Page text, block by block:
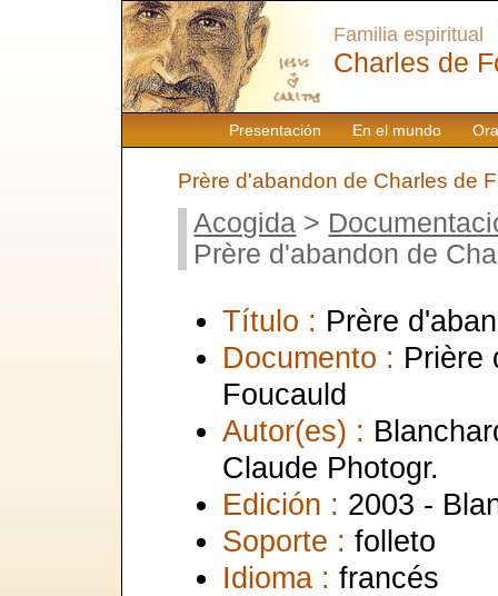
Presentación En el mundo
Familia espiritual
Charles de
Prère d'abandon de Charles de
Acogida >
Prère d'abandon de
Título : Prère
Documento : Prière
Foucauld
Autor(es) :
Claude Photogr.
Edición : 2003 -
Soporte : folleto
Idioma : francés